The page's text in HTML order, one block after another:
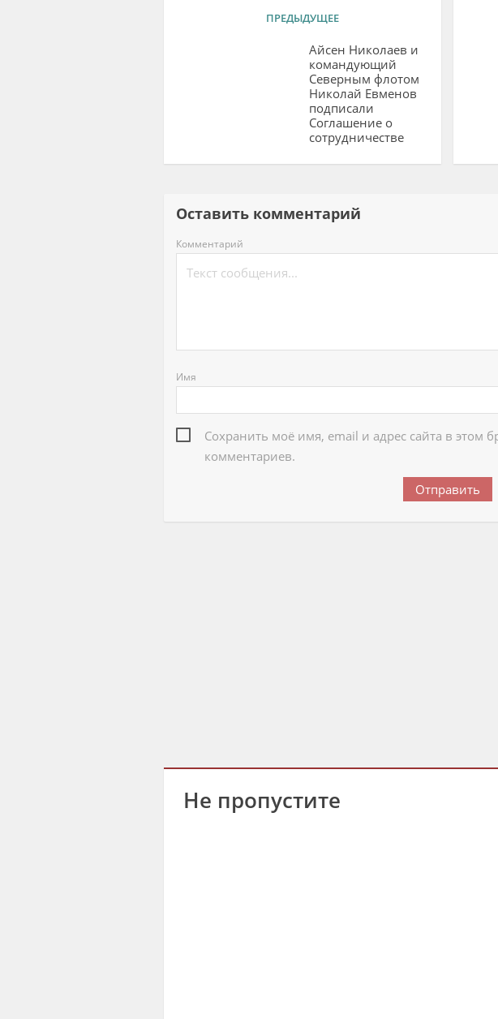
ПРЕДЫДУЩЕЕ
Айсен Николаев и
командующий
Северным флотом
Николай Евменов
подписали
Соглашение о
сотрудничестве
Оставить комментарий
Комментарий
Имя
Сохранить моё имя, email и адрес сайта в этом
комментариев.
Не пропустите